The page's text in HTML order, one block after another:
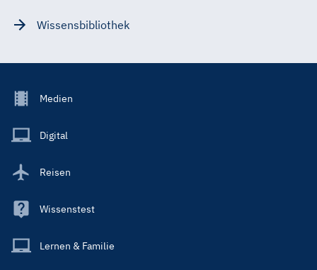
Wissensbibliothek
Footer
Main
Medien
Digital
Reisen
Wissenstest
Lernen & Familie